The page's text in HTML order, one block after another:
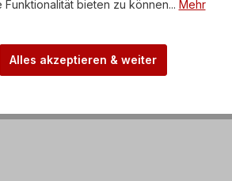
bieten zu können... Mehr
Alles akzeptieren & weiter